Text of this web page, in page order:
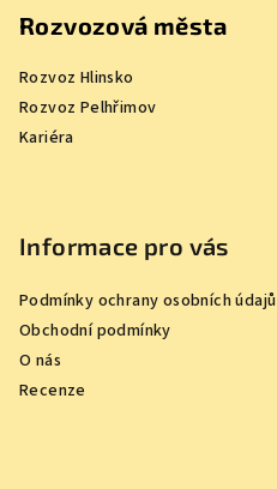
Rozvozová města
Rozvoz Hlinsko
Rozvoz Pelhřimov
Kariéra
Informace pro vás
Podmínky ochrany osobních údajů
Obchodní podmínky
O nás
Recenze